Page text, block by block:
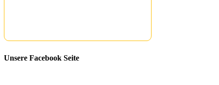
Unsere Facebook Seite